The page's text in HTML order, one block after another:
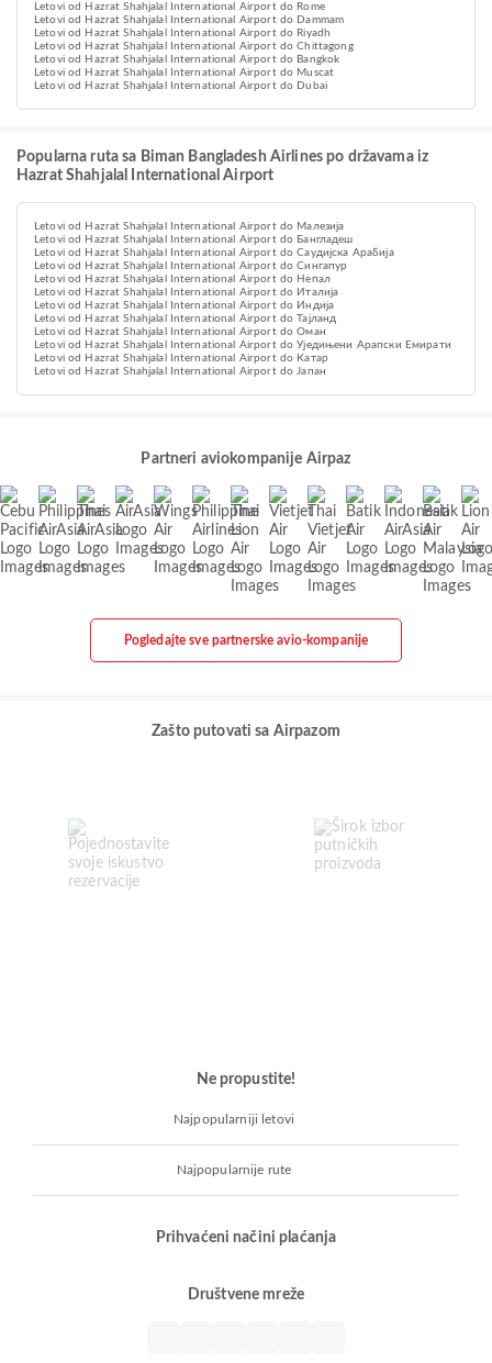
Letovi od Hazrat Shahjalal International Airport do Rome
Letovi od Hazrat Shahjalal International Airport do Dammam
Letovi od Hazrat Shahjalal International Airport do Riyadh
Letovi od Hazrat Shahjalal International Airport do Chittagong
Letovi od Hazrat Shahjalal International Airport do Bangkok
Letovi od Hazrat Shahjalal International Airport do Muscat
Letovi od Hazrat Shahjalal International Airport do Dubai
Popularna ruta sa Biman Bangladesh Airlines po državama iz
Hazrat Shahjalal International Airport
Letovi od Hazrat Shahjalal International Airport do Малезија
Letovi od Hazrat Shahjalal International Airport do Бангладеш
Letovi od Hazrat Shahjalal International Airport do Саудијска Арабија
Letovi od Hazrat Shahjalal International Airport do Сингапур
Letovi od Hazrat Shahjalal International Airport do Непал
Letovi od Hazrat Shahjalal International Airport do Италија
Letovi od Hazrat Shahjalal International Airport do Индија
Letovi od Hazrat Shahjalal International Airport do Тајланд
Letovi od Hazrat Shahjalal International Airport do Оман
Letovi od Hazrat Shahjalal International Airport do Уједињени Арапски Емирати
Letovi od Hazrat Shahjalal International Airport do Катар
Letovi od Hazrat Shahjalal International Airport do Јапан
Partneri aviokompanije Airpaz
Pogledajte sve partnerske avio-kompanije
Zašto putovati sa Airpazom
Ne propustite!
Najpopularniji letovi
Najpopularnije rute
Prihvaćeni načini plaćanja
Društvene mreže